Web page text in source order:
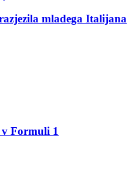
mladega Italijana
Formuli 1